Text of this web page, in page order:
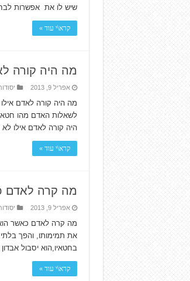
שיש לו את אפשרות לבחור ברע. בראשית
קרא\י עוד »
מה היה קורה
אפריל 9, 2013
לשאלות האדם מהו
היה קורה לאדם אילו
קרא\י עוד »
מה קרה לאדם
אפריל 9, 2013
מה קרה לאדם כאשר הוא
בחטאיו,הוא יסבול
קרא\י עוד »